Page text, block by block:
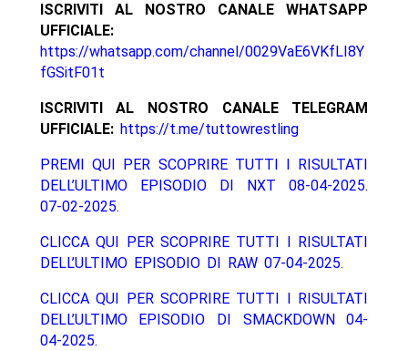
ISCRIVITI AL NOSTRO CANALE WHATSAPP
UFFICIALE:
https://whatsapp.com/channel/0029VaE6VKfLI8Y
fGSitF01t
ISCRIVITI AL NOSTRO CANALE TELEGRAM
UFFICIALE: https://t.me/tuttowrestling
PREMI QUI PER SCOPRIRE TUTTI I RISULTATI
DELL’ULTIMO EPISODIO DI NXT 08-04-2025.
07-02-2025.
CLICCA QUI PER SCOPRIRE TUTTI I RISULTATI
DELL’ULTIMO EPISODIO DI RAW 07-04-2025.
CLICCA QUI PER SCOPRIRE TUTTI I RISULTATI
DELL’ULTIMO EPISODIO DI SMACKDOWN 04-
04-2025.